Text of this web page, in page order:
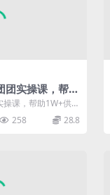
团实操课，帮助
快团团
课，帮助1W+供货
绍 由团妈妈创...
258 28.8